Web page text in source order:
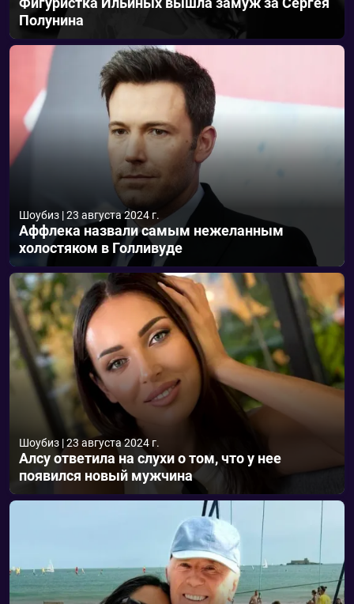
Полунина
Шоубиз |23 августа 2024 г.
Аффлека назвали самым нежеланным
холостяком в Голливуде
Шоубиз |23 августа 2024 г.
Алсу ответила на слухи о том, что у нее
появился новый мужчина